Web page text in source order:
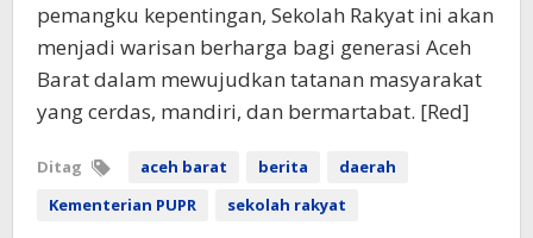
pemangku kepentingan, Sekolah Rakyat ini akan
menjadi warisan berharga bagi generasi Aceh
Barat dalam mewujudkan tatanan masyarakat
yang cerdas, mandiri, dan bermartabat. [Red]
Ditag aceh barat berita
daerah
Kementerian PUPR
sekolah rakyat